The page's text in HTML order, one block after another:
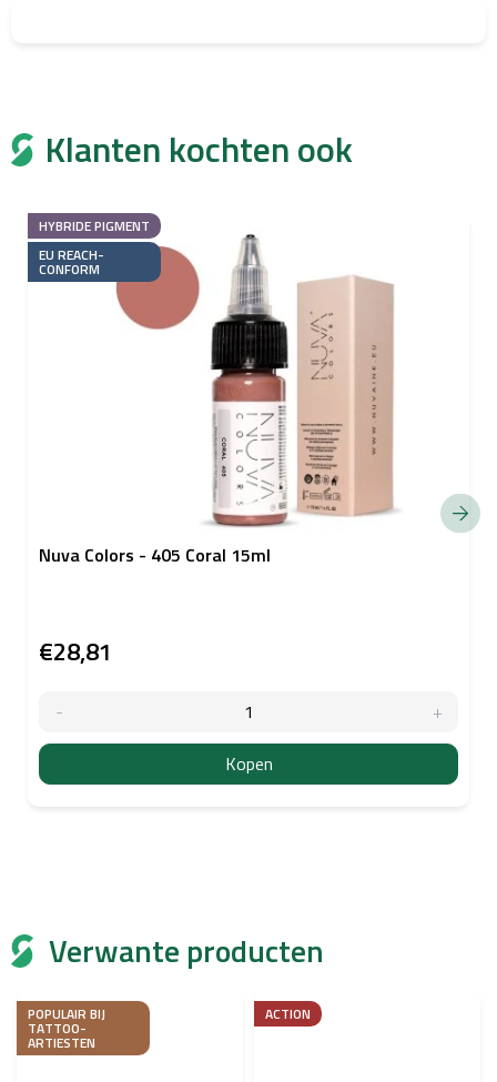
Verwante producten
POPULAIR BIJ
TATTOO-
ARTIESTEN
ACTION
Klanten kochten ook
HYBRIDE PIGMENT
EU REACH-
CONFORM
Nuva Colors - 405 Coral 15ml
€28,81
Kopen